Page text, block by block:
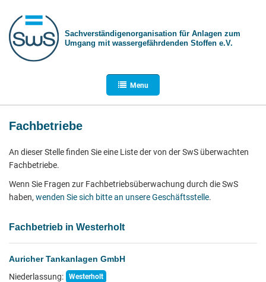
Sachverständigen­organisation für Anlagen zum
Umgang mit wasser­gefährdenden Stoffen e.V.
Menu
Fachbetriebe
An dieser Stelle finden Sie eine Liste der von der SwS überwachten
Fachbetriebe.
Wenn Sie Fragen zur Fachbetriebsüberwachung durch die SwS
haben, wenden Sie sich bitte an unsere Geschäftsstelle.
Fachbetrieb in Westerholt
Auricher Tankanlagen GmbH
Niederlassung:
Westerholt